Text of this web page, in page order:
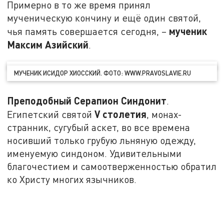
Примерно в то же время принял
мученическую кончину и ещё один святой,
чья память совершается сегодня, – мученик
Максим Азийский.
МУЧЕНИК ИСИДОР ХИОССКИЙ. ФОТО: WWW.PRAVOSLAVIE.RU
Преподобный Серапион Синдонит.
Египетский святойVстолетия, монах-
странник, сугубый аскет, во все времена
носивший только грубую льняную одежду,
именуемую синдоном. Удивительными
благочестием и самоотверженностью обратил
ко Христу многих язычников.